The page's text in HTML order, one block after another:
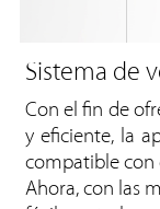
Sistema de
Con el fin de
y eficiente, la
compatible con
Ahora, con las